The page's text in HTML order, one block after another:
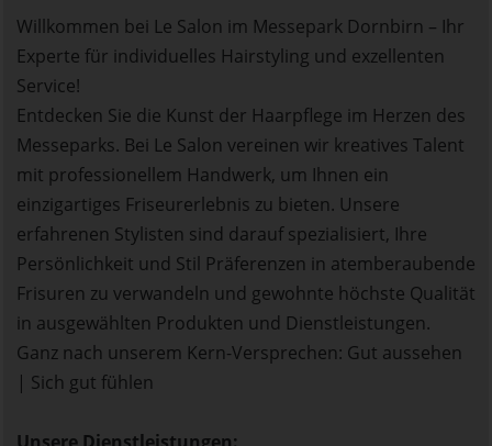
Willkommen bei Le Salon im Messepark Dornbirn – Ihr
Experte für individuelles Hairstyling und exzellenten
Service!
Entdecken Sie die Kunst der Haarpflege im Herzen des
Messeparks. Bei Le Salon vereinen wir kreatives Talent
mit professionellem Handwerk, um Ihnen ein
einzigartiges Friseurerlebnis zu bieten. Unsere
erfahrenen Stylisten sind darauf spezialisiert, Ihre
Persönlichkeit und Stil Präferenzen in atemberaubende
Frisuren zu verwandeln und gewohnte höchste Qualität
in ausgewählten Produkten und Dienstleistungen.
Ganz nach unserem Kern-Versprechen: Gut aussehen
| Sich gut fühlen